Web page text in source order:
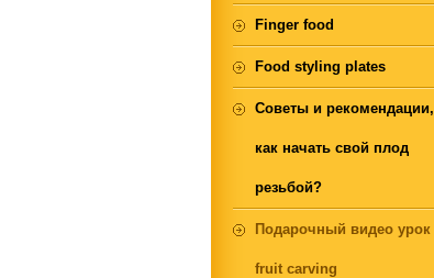
Finger food
Food styling plates
Советы и рекомендации,
как начать свой плод
резьбой?
Подарочный видео урок
fruit carving